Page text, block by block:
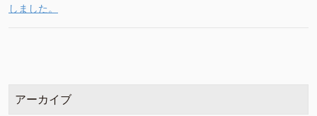
しました。
アーカイブ